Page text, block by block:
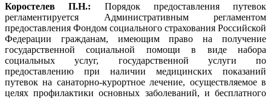
Коростелев П.Н.: Порядок предоставления путевок
регламентируется Административным регламентом
предоставления Фондом социального страхования Российской
Федерации гражданам, имеющим право на получение
государственной социальной помощи в виде набора
социальных услуг, государственной услуги по
предоставлению при наличии медицинских показаний
путевок на санаторно-курортное лечение, осуществляемое в
целях профилактики основных заболеваний, и бесплатного